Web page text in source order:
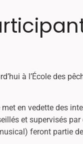
à l’École des
en vedette des
et supervisés
feront partie de